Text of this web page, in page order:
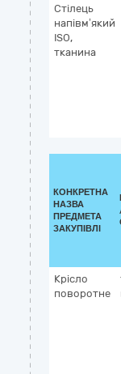
Стілець
напівм’який
ISO,
тканина
КОНКРЕТНА
НАЗВА
ПРЕДМЕТА
ЗАКУПІВЛІ
Крісло
поворотне